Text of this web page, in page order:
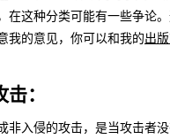
在这种分类可能有一些争论。
我的意见，你可以和我的出
：
非入侵的攻击，是当攻击者